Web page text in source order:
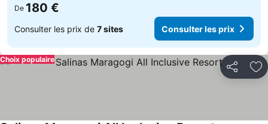
De 180 €
Consulter les prix de 7 sites Consulter les prix
Partager
Choix populaire